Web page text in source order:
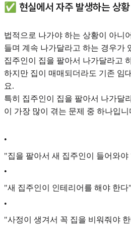
✅ 현실에서 자주 발생하는 상황
법적으로 나가야 하는 상황이 아니
들며 계속 나가달라고 하는 경우가
집주인이 집을 팔아서 나가달라고
하지만 집이 매매되더라도 기존 임
요.
특히 집주인이 집을 팔아서 나가달
이 가장 많이 겪는 문제 중 하나입니
•
"집을 팔아서 새 집주인이 들어와야
•
"새 집주인이 인테리어를 해야 한다"
•
"사정이 생겨서 꼭 집을 비워줘야